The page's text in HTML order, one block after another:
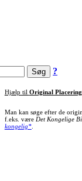
?
Hjælp til Original Placering
Man kan søge efter de
f.eks. være Det Kongelige
kongelig*.